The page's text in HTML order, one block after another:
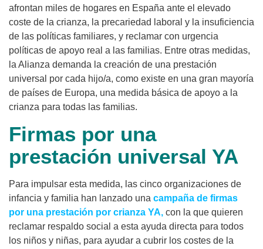
afrontan miles de hogares en España ante el elevado
coste de la crianza, la precariedad laboral y la insuficiencia
de las políticas familiares, y reclamar con urgencia
políticas de apoyo real a las familias. Entre otras medidas,
la Alianza demanda la creación de una prestación
universal por cada hijo/a, como existe en una gran mayoría
de países de Europa, una medida básica de apoyo a la
crianza para todas las familias.
Firmas por una
prestación universal YA
Para impulsar esta medida, las cinco organizaciones de
infancia y familia han lanzado una campaña de firmas
por una prestación por crianza YA, con la que quieren
reclamar respaldo social a esta ayuda directa para todos
los niños y niñas, para ayudar a cubrir los costes de la